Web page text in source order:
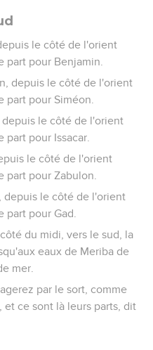
le côté de l'orient
part pour Benjamin.
depuis le côté de l'orient
part pour Siméon.
depuis le côté de l'orient
pour Issacar.
le côté de l'orient
part pour Zabulon.
depuis le côté de l'orient
pour Gad.
du midi, vers le sud, la
eaux de Meriba de
mer.
par le sort, comme
et ce sont là leurs parts, dit